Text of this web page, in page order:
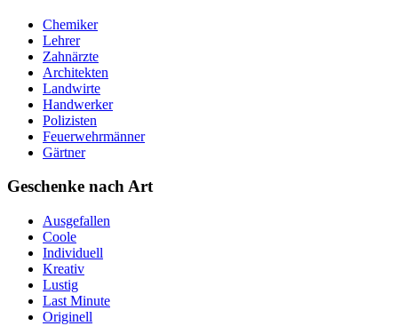
Chemiker
Lehrer
Zahnärzte
Architekten
Landwirte
Handwerker
Polizisten
Feuerwehrmänner
Gärtner
Geschenke nach Art
Ausgefallen
Coole
Individuell
Kreativ
Lustig
Last Minute
Originell